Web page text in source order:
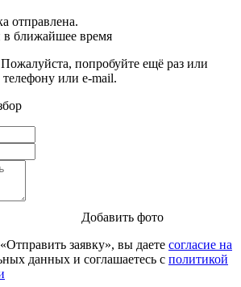
отправлена.
ближайшее время
попробуйте ещё раз или
или e-mail.
Добавить фото
заявку», вы даете согласие на
данных и соглашаетесь c политикой